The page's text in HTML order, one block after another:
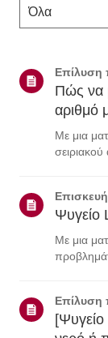
Επίλυση
Πώς να
αριθμό
Με μια
από τις
Επισκευή
Ψυγείο
Με μια
Επίλυση
[Ψυγείο